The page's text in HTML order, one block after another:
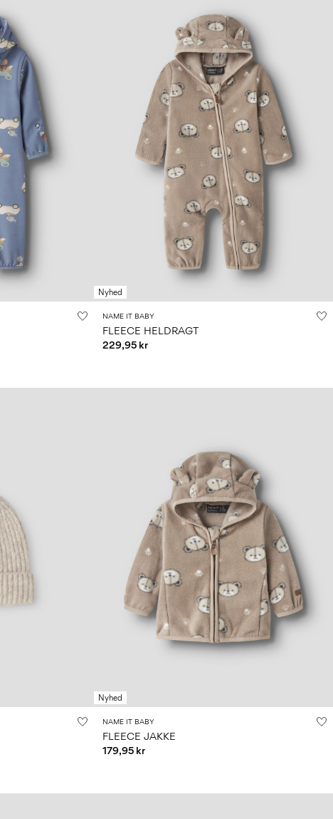
Nyhed
NAME IT BABY
FLEECE HELDRAGT
229,95 kr
Nyhed
NAME IT BABY
FLEECE JAKKE
179,95 kr